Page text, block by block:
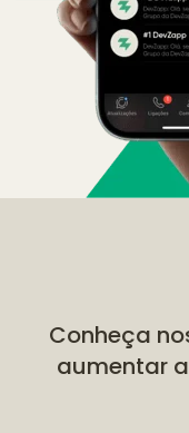
Conheça
aumentar